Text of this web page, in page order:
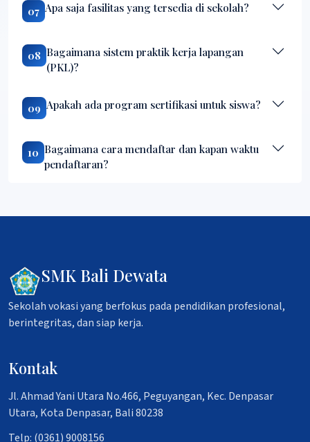
07 Apa saja fasilitas yang tersedia di sekolah?
08 Bagaimana sistem praktik kerja lapangan
(PKL)?
09 Apakah ada program sertifikasi untuk siswa?
10 Bagaimana cara mendaftar dan kapan waktu
pendaftaran?
SMK Bali Dewata
Sekolah vokasi yang berfokus pada pendidikan profesional,
berintegritas, dan siap kerja.
Kontak
Jl. Ahmad Yani Utara No.466, Peguyangan, Kec. Denpasar
Utara, Kota Denpasar, Bali 80238
Telp: (0361) 9008156